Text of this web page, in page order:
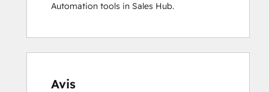
Automation tools in Sales Hub.
Avis